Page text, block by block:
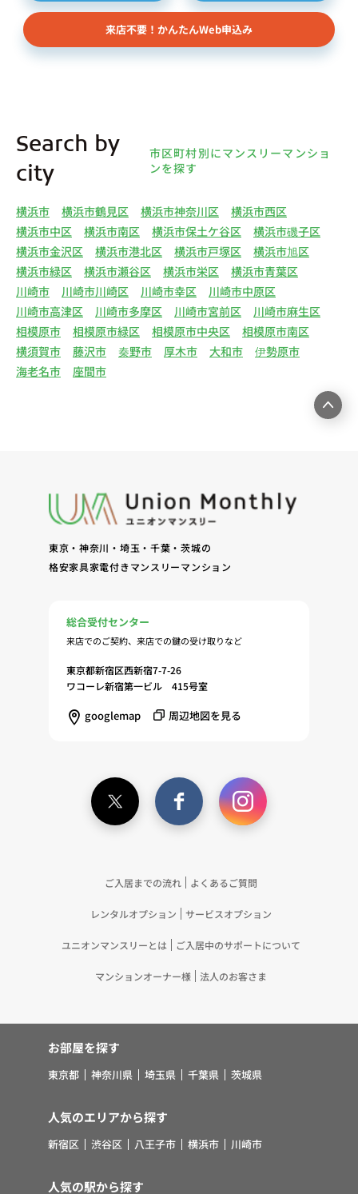
依頼者、 公開情報などから取得した不動産所有者
様（以下総称して「オーナー様」といいます）の個
人情報を取得します。取得する個人情報は、上記
下記（1）～（13）における利用目的のために利用
し、また、利用目的を達成するために必要な範囲で
リー物件の紹介、利用契約に関する連絡、利用契約
の締結、履行。（2）弊社の他のマンスリー物件お
よびサービスの紹介ならびにお客様・オーナー様に
とって有用と思われる弊社提携先の商品・サービス
等を紹介するためのダイレクトメール、住環境向上
のためのアンケート等の発送（3）賃貸事業におけ
る情報・サービスを提供するための郵便物、電話、
電子メールまたは訪問等による営業活動（4）不動
産物件の紹介・賃貸借契約・サブリース契約等の締
結、履行および契約管理、契約後管理（5）弊社ホ
守、管理（9）サービスの改善のためおよびサービ
スの企画、研究および開発のため（10）本ポリシー
する情報等の個人情報について、調査・分析会社、
アフィリエーター、SNS事業者、広告関係会社、広
に保有する個人情報と当社から取得する個人情報を
突合して、お客様の当ウェブサイトの利用履歴等の
調査・分析、広告の効果測定およびその結果を利用
し、興味関心・嗜好に応じたサービスに関する広告
（11）本ポリシーへの同意に基づき、提携事業者等
記載の目的で利用するため（12）本ポリシーへの同
意に基づき、提携事業者等が取得した個人関連情報
の提供を受け、当社が既に有している個人情報を突
ービス、マーケティング活動、お問い合わせ対応お
5.お客様・オーナー様の個人情報の第三者への提
取り扱う個人情報を、あらかじめお客様およびオー
ナー様の同意を得ないで、第三者に提供いたしませ
生の向上または児童の健全な育成の推進のために特
に必要がある場合であって、お客様の同意を得るこ
を遂行することに対して協力する必要がある場合で
あって、お客様の同意を得ることにより当該事務の
令で認められる場合 （2）上記(1)にかかわらず、
来店不要！かんたんWeb申込み
Search by
city
市区町村別にマンスリーマンショ
ンを探す
横浜市 横浜市鶴見区 横浜市神奈川区
横浜市西区
横浜市中区
横浜市南区 横浜市保土ケ谷区
横浜市磯子区
横浜市金沢区
横浜市港北区 横浜市戸塚区
横浜市旭区
横浜市緑区
横浜市瀬谷区 横浜市栄区
横浜市青葉区
川崎市
川崎市川崎区 川崎市幸区
川崎市中原区
川崎市高津区
川崎市多摩区 川崎市宮前区
川崎市麻生区
相模原市
相模原市緑区 相模原市中央区
相模原市南区
横須賀市
藤沢市 秦野市 厚木市 大和市
伊勢原市
海老名市
座間市
東京・神奈川・埼玉・千葉・茨城の
格安家具家電付きマンスリーマンション
総合受付センター
来店でのご契約、来店での鍵の受け取りなど
東京都新宿区西新宿7-7-26
ワコーレ新宿第一ビル 415号室
googlemap 周辺地図を見る
ご入居までの流れ よくあるご質問
レンタルオプション サービスオプション
ユニオンマンスリーとは ご入居中のサポートについて
マンションオーナー様 法人のお客さま
お部屋を探す
東京都 神奈川県 埼玉県 千葉県 茨城県
人気のエリアから探す
新宿区 渋谷区 八王子市 横浜市 川崎市
人気の駅から探す